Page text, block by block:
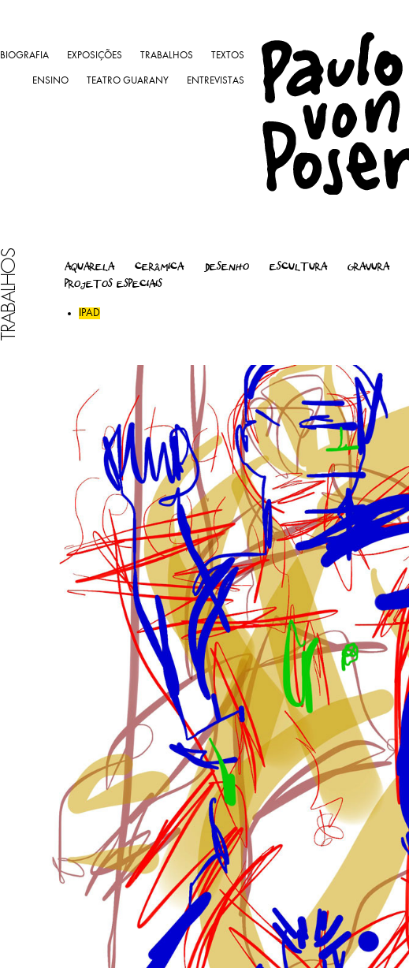
BIOGRAFIA EXPOSIÇÕES TRABALHOS TEXTOS
ENSINO TEATRO GUARANY ENTREVISTAS
TRABALHOS AQUARELA CERÂMICA DESENHO ESCULTURA GRAVURA
PROJETOS ESPECIAIS
IPAD